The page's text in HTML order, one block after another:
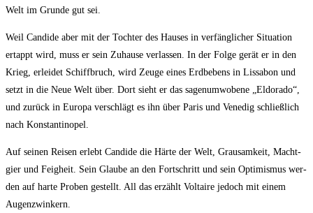
Welt im Grun­de gut sei.
Weil Can­di­de aber mit der Toch­ter des Hau­ses in ver­fäng­li­cher Situa­ti­on
ertappt wird, muss er sein Zuhau­se ver­las­sen. In der Fol­ge gerät er in den
Krieg, erlei­det Schiff­bruch, wird Zeu­ge eines Erd­be­bens in Lis­sa­bon und
setzt in die Neue Welt über. Dort sieht er das sagen­um­wo­be­ne „Eldo­ra­do“,
und zurück in Euro­pa ver­schlägt es ihn über Paris und Vene­dig schließ­lich
nach Konstantinopel.
Auf sei­nen Rei­sen erlebt Can­di­de die Här­te der Welt, Grau­sam­keit, Macht­
gier und Feig­heit. Sein Glau­be an den Fort­schritt und sein Opti­mis­mus wer­
den auf har­te Pro­ben gestellt. All das erzählt Vol­taire jedoch mit einem
Augenzwinkern.